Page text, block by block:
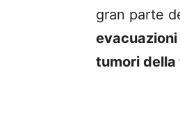
gran parte
tumori della